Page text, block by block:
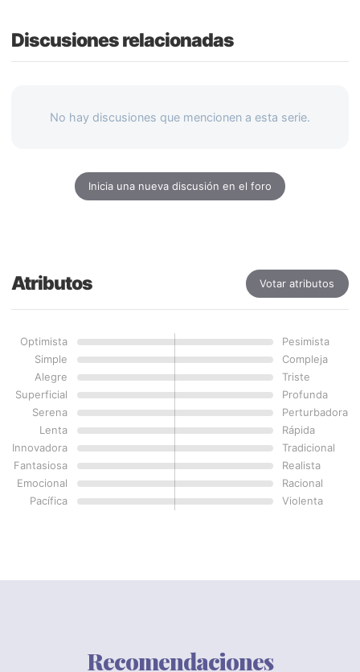
Discusiones relacionadas
No hay discusiones que mencionen a esta serie.
Inicia una nueva discusión en el foro
Atributos Votar atributos
Optimista
Pesimista
Simple
Compleja
Alegre
Triste
Superficial
Profunda
Serena
Perturbadora
Lenta
Rápida
Innovadora
Tradicional
Fantasiosa
Realista
Emocional
Racional
Pacífica
Violenta
Recomendaciones